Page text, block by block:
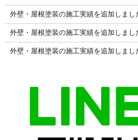
外壁・屋根塗装の施工実績を追加しまし
外壁・屋根塗装の施工実績を追加しまし
外壁・屋根塗装の施工実績を追加しまし